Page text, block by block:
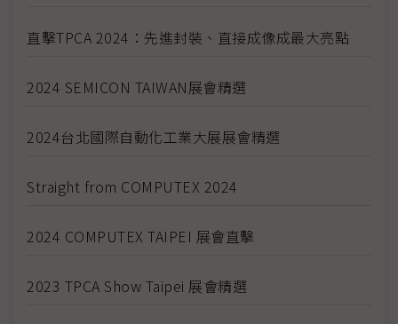
直擊TPCA 2024：先進封裝、直接成像成最大亮點
2024 SEMICON TAIWAN展會精選
2024台北國際自動化工業大展展會精選
Straight from COMPUTEX 2024
2024 COMPUTEX TAIPEI 展會直擊
2023 TPCA Show Taipei 展會精選